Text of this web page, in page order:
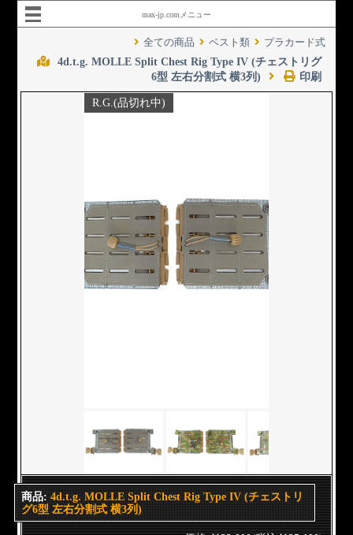
max-jp.comメニュー
全ての商品 ベスト類 プラカード式
4d.t.g. MOLLE Split Chest Rig Type IV (チェストリグ
6型 左右分割式 横3列)
印刷
R.G.(品切れ中)
商品:4d.t.g. MOLLE Split Chest Rig Type IV (チェストリ
グ6型 左右分割式 横3列)